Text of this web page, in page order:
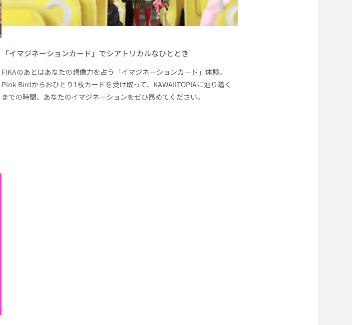
「イマジネーションカード」でシアトリカルなひととき
FIKAのあとはあなたの想像力を占う「イマジネーションカード」体験。
Pink Birdからおひとり1枚カードを受け取って、KAWAIITOPIAに辿り着く
までの時間、あなたのイマジネーションをぜひ昂めてください。